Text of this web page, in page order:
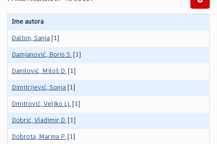
Ime autora
Dalton, Sanja [1]
Damjanović, Boris S. [1]
Danilović, Miloš D. [1]
Dimitrijević, Sonja [1]
Dmitrović, Veljko Lj. [1]
Dobrić, Vladimir D. [1]
Dobrota, Marina P. [1]